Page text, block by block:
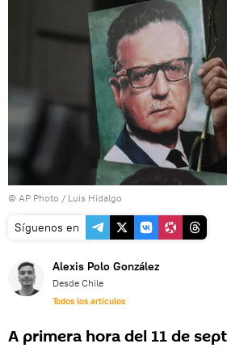
© AP Photo / Luis Hidalgo
Síguenos en
Alexis Polo González
Desde Chile
Todos los artículos
A primera hora del 11 de